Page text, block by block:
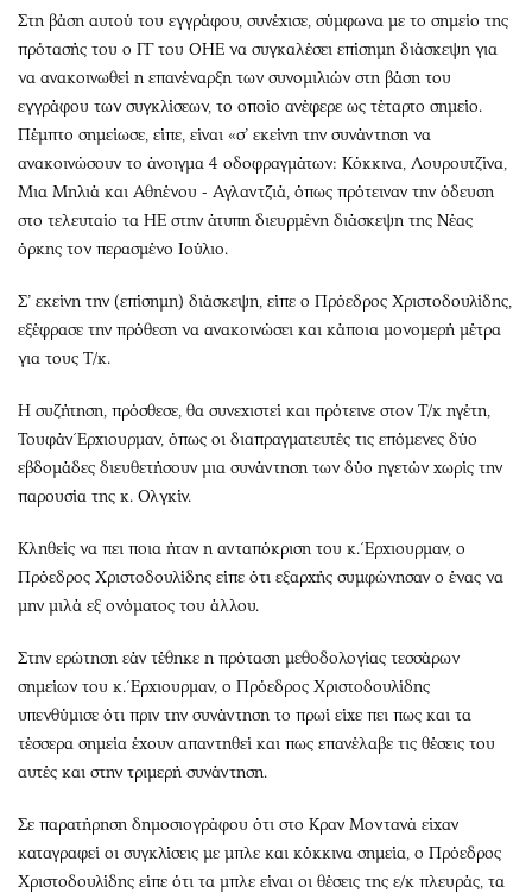
Στη βάση αυτού του εγγράφου, συνέχισε, σύμφωνα με το σημείο της
πρότασής του ο ΓΓ του ΟΗΕ να συγκαλέσει επίσημη διάσκεψη για
να ανακοινωθεί η επανέναρξη των συνομιλιών στη βάση του
εγγράφου των συγκλίσεων, το οποίο ανέφερε ως τέταρτο σημείο.
Πέμπτο σημείωσε, είπε, είναι «σ’ εκείνη την συνάντηση να
ανακοινώσουν το άνοιγμα 4 οδοφραγμάτων: Κόκκινα, Λουρουτζίνα,
Μια Μηλιά και Αθηένου - Αγλαντζιά, όπως πρότειναν την όδευση
στο τελευταίο τα ΗΕ στην άτυπη διευρμένη διάσκεψη της Νέας
όρκης τον περασμένο Ιούλιο.
Σ’ εκείνη την (επίσημη) διάσκεψη, είπε ο Πρόεδρος Χριστοδουλίδης,
εξέφρασε την πρόθεση να ανακοινώσει και κάποια μονομερή μέτρα
για τους Τ/κ.
Η συζήτηση, πρόσθεσε, θα συνεχιστεί και πρότεινε στον Τ/κ ηγέτη,
Τουφάν Έρχιουρμαν, όπως οι διαπραγματευτές τις επόμενες δύο
εβδομάδες διευθετήσουν μια συνάντηση των δύο ηγετών χωρίς την
παρουσία της κ. Ολγκίν.
Κληθείς να πει ποια ήταν η ανταπόκριση του κ. Έρχιουρμαν, ο
Πρόεδρος Χριστοδουλίδης είπε ότι εξαρχής συμφώνησαν ο ένας να
μην μιλά εξ ονόματος του άλλου.
Στην ερώτηση εάν τέθηκε η πρόταση μεθοδολογίας τεσσάρων
σημείων του κ. Έρχιουρμαν, ο Πρόεδρος Χριστοδουλίδης
υπενθύμισε ότι πριν την συνάντηση το πρωί είχε πει πως και τα
τέσσερα σημεία έχουν απαντηθεί και πως επανέλαβε τις θέσεις του
αυτές και στην τριμερή συνάντηση.
Σε παρατήρηση δημοσιογράφου ότι στο Κραν Μοντανά είχαν
καταγραφεί οι συγκλίσεις με μπλε και κόκκινα σημεία, ο Πρόεδρος
Χριστοδουλίδης είπε ότι τα μπλε είναι οι θέσεις της ε/κ πλευράς, τα